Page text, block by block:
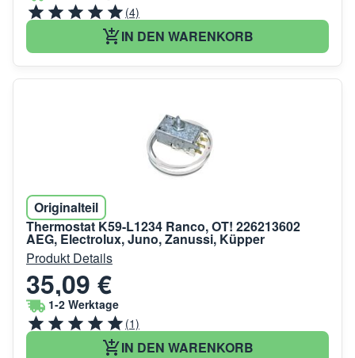
(4)
IN DEN WARENKORB
Originalteil
Thermostat K59-L1234 Ranco, OT! 226213602
AEG, Electrolux, Juno, Zanussi, Küpper
Produkt Details
35,09 €
1-2 Werktage
(1)
IN DEN WARENKORB